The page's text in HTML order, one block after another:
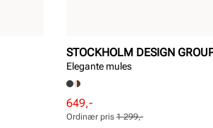
STOCKHOLM DESIGN
Elegante mules
Rabattert
pris
649,-
Ordinær
pris
Ordinær pris 1 299,-